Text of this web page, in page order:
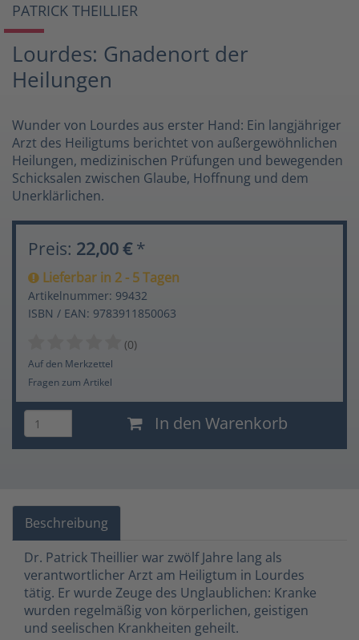
PATRICK THEILLIER
Lourdes: Gnadenort der
Heilungen
Wunder von Lourdes aus erster Hand: Ein langjähriger
Arzt des Heiligtums berichtet von außergewöhnlichen
Heilungen, medizinischen Prüfungen und bewegenden
Schicksalen zwischen Glaube, Hoffnung und dem
Unerklärlichen.
Preis: 22,00 € *
Lieferbar in 2 - 5 Tagen
Artikelnummer: 99432
ISBN / EAN: 9783911850063
(0)
Auf den Merkzettel
Fragen zum Artikel
In den Warenkorb
Beschreibung
Dr. Patrick Theillier war zwölf Jahre lang als
verantwortlicher Arzt am Heiligtum in Lourdes
tätig. Er wurde Zeuge des Unglaublichen: Kranke
wurden regelmäßig von körperlichen, geistigen
und seelischen Krankheiten geheilt.